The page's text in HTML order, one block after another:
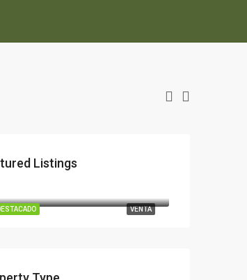
Listings
VENTA